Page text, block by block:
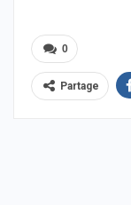
0
Partage